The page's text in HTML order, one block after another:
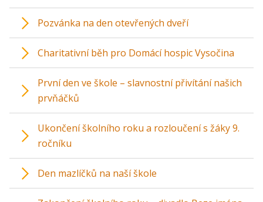
Pozvánka na den otevřených dveří
Charitativní běh pro Domácí hospic Vysočina
První den ve škole – slavnostní přivítání našich
prvňáčků
Ukončení školního roku a rozloučení s žáky 9.
ročníku
Den mazlíčků na naší škole